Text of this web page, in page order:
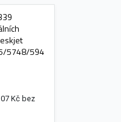
5748/594
Kč bez